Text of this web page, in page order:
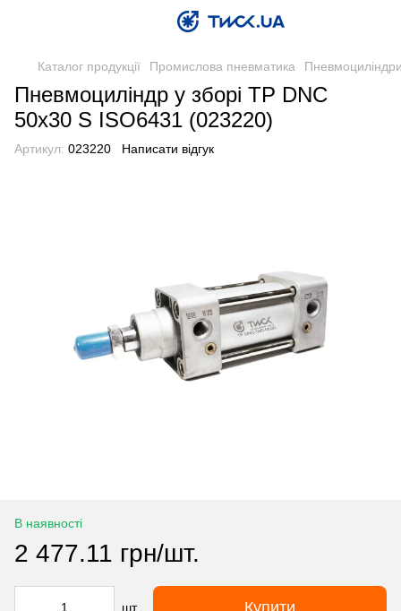
Каталог продукції Промислова пневматика
Пневмоциліндр у зборі TP DNC
50x30 S ISO6431 (023220)
Артикул: 023220 Написати відгук
В наявності
2 477.11 грн/шт.
шт. Купити